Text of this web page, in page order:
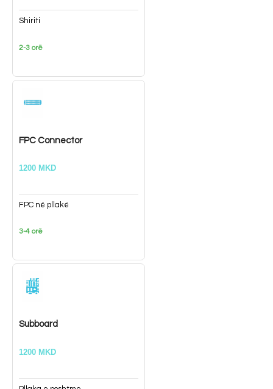
Shiriti
2-3 orë
FPC Connector
1200 MKD
FPC në pllakë
3-4 orë
Subboard
1200 MKD